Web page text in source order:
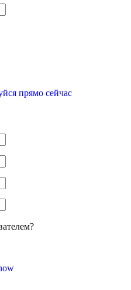
прямо сейчас